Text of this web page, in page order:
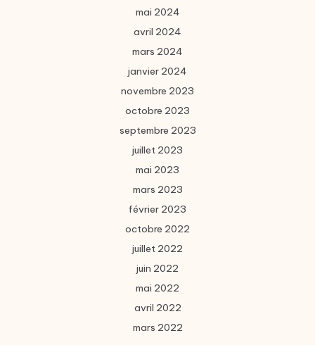
mai 2024
avril 2024
mars 2024
janvier 2024
novembre 2023
octobre 2023
septembre 2023
juillet 2023
mai 2023
mars 2023
février 2023
octobre 2022
juillet 2022
juin 2022
mai 2022
avril 2022
mars 2022